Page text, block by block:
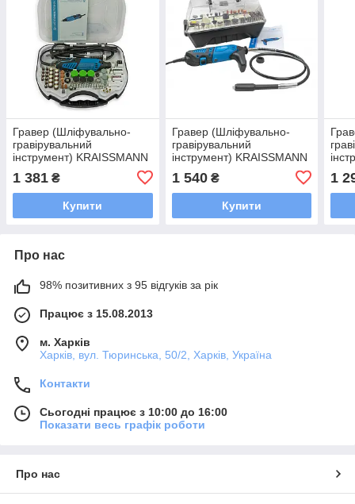
Гравер (Шліфувально-
гравірувальний
інструмент) KRAISSMANN
1 381 ₴
Купити
Гравер (Шліфувально-
гравірувальний
інструмент) KRAISSMANN
1 540₴
Купити
1
Про нас
98% позитивних з 95 відгуків за рік
Працює з 15.08.2013
м. Харків
Харків, вул. Тюринська, 50/2, Харків, Україна
Контакти
Сьогодні працює з 10:00 до 16:00
Показати весь графік роботи
Про нас